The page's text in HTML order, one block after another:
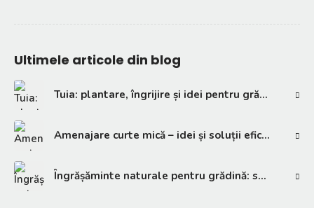
Ultimele articole din blog
Tuia: plantare, îngrijire și idei pentru grădină
Amenajare curte mică – idei și soluții eficiente
Îngrășăminte naturale pentru grădină: soluții eficiente